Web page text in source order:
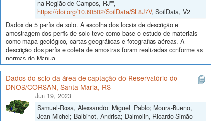
na Região de Campos, RJ"",
https://doi.org/10.60502/SoilData/SL8J7V, SoilData, V2
Dados de 5 perfis de solo. A escolha dos locais de descrição e
amostragem dos perfis de solo teve como base o estudo de materiais
como mapa geológico, cartas geográficas e fotografias aéreas. A
descrição dos perfis e coleta de amostras foram realizadas conforme as
normas do Manua...
Dados do solo da área de captação do Reservatório do
DNOS/CORSAN, Santa Maria, RS
Jun 19, 2023
Samuel-Rosa, Alessandro; Miguel, Pablo; Moura-Bueno,
Jean Michel; Balbinot, Andrisa; Dalmolin, Ricardo Simão